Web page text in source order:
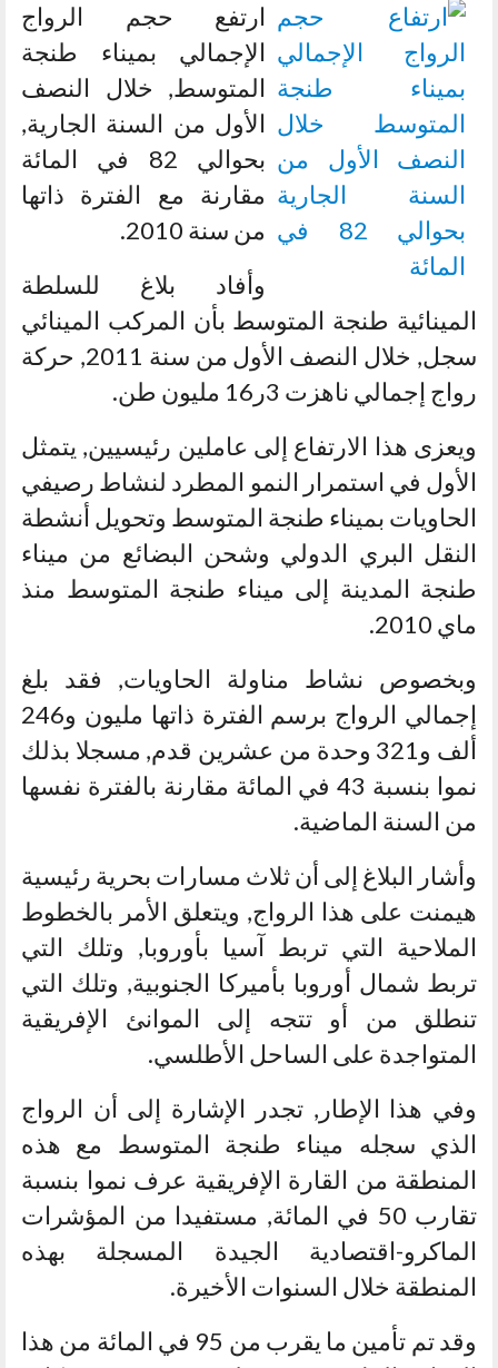
ارتفع حجم الرواج
الإجمالي بميناء طنجة
المتوسط, خلال النصف
الأول من السنة الجارية,
بحوالي 82 في المائة
مقارنة مع الفترة ذاتها
من سنة 2010.
وأفاد بلاغ للسلطة
المينائية طنجة المتوسط بأن المركب المينائي
سجل, خلال النصف الأول من سنة 2011, حركة
رواج إجمالي ناهزت 3ر16 مليون طن.
ويعزى هذا الارتفاع إلى عاملين رئيسيين, يتمثل
الأول في استمرار النمو المطرد لنشاط رصيفي
الحاويات بميناء طنجة المتوسط وتحويل أنشطة
النقل البري الدولي وشحن البضائع من ميناء
طنجة المدينة إلى ميناء طنجة المتوسط منذ
ماي 2010.
وبخصوص نشاط مناولة الحاويات, فقد بلغ
إجمالي الرواج برسم الفترة ذاتها مليون و246
ألف و321 وحدة من عشرين قدم, مسجلا بذلك
نموا بنسبة 43 في المائة مقارنة بالفترة نفسها
من السنة الماضية.
وأشار البلاغ إلى أن ثلاث مسارات بحرية رئيسية
هيمنت على هذا الرواج, ويتعلق الأمر بالخطوط
الملاحية التي تربط آسيا بأوروبا, وتلك التي
تربط شمال أوروبا بأميركا الجنوبية, وتلك التي
تنطلق من أو تتجه إلى الموانئ الإفريقية
المتواجدة على الساحل الأطلسي.
وفي هذا الإطار, تجدر الإشارة إلى أن الرواج
الذي سجله ميناء طنجة المتوسط مع هذه
المنطقة من القارة الإفريقية عرف نموا بنسبة
تقارب 50 في المائة, مستفيدا من المؤشرات
الماكرو-اقتصادية الجيدة المسجلة بهذه
المنطقة خلال السنوات الأخيرة.
وقد تم تأمين ما يقرب من 95 في المائة من هذا